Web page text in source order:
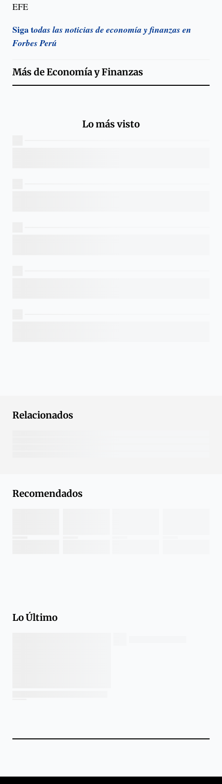
EFE
Siga todas las noticias de economía y finanzas en
Forbes Perú
Más deEconomía y Finanzas
Lo más visto
Relacionados
Recomendados
Lo Último